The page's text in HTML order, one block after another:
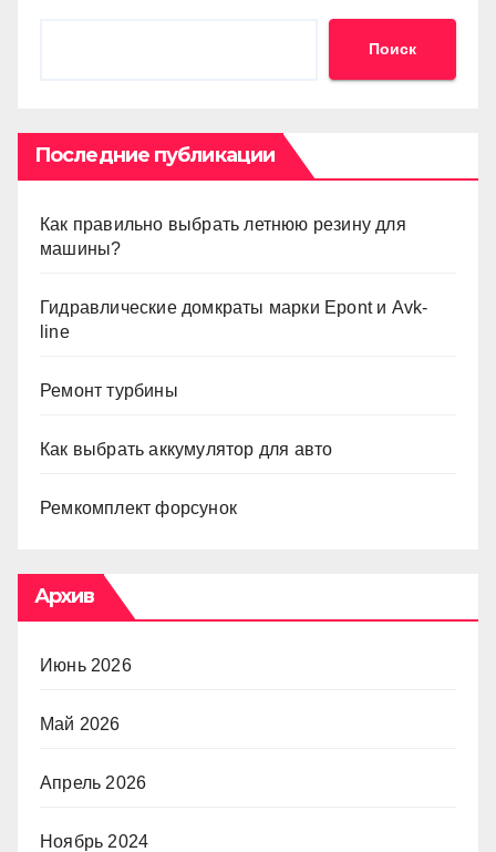
Поиск
Последние публикации
Как правильно выбрать летнюю резину для
машины?
Гидравлические домкраты марки Epont и Avk-
line
Ремонт турбины
Как выбрать аккумулятор для авто
Ремкомплект форсунок
Архив
Июнь 2026
Май 2026
Апрель 2026
Ноябрь 2024